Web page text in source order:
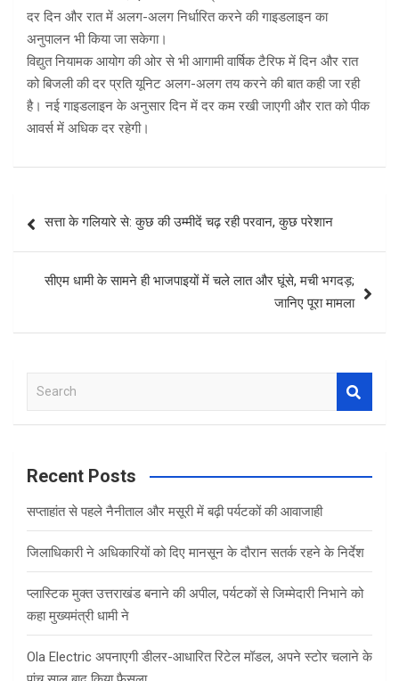
दर दिन और रात में अलग-अलग निर्धारित करने की गाइडलाइन का
अनुपालन भी किया जा सकेगा।
विद्युत नियामक आयोग की ओर से भी आगामी वार्षिक टैरिफ में दिन और रात
को बिजली की दर प्रति यूनिट अलग-अलग तय करने की बात कही जा रही
है। नई गाइडलाइन के अनुसार दिन में दर कम रखी जाएगी और रात को पीक
आवर्स में अधिक दर रहेगी।
navigation
सत्ता के गलियारे से: कुछ की उम्मीदें चढ़ रही परवान, कुछ परेशान
सीएम धामी के सामने ही भाजपाइयों में चले लात और घूंसे, मची भगदड़;
जानिए पूरा मामला
a
c
Recent Posts
सप्ताहांत से पहले नैनीताल और मसूरी में बढ़ी पर्यटकों की आवाजाही
जिलाधिकारी ने अधिकारियों को दिए मानसून के दौरान सतर्क रहने के निर्देश
प्लास्टिक मुक्त उत्तराखंड बनाने की अपील, पर्यटकों से जिम्मेदारी निभाने को
कहा मुख्यमंत्री धामी ने
Ola Electric अपनाएगी डीलर-आधारित रिटेल मॉडल, अपने स्टोर चलाने के